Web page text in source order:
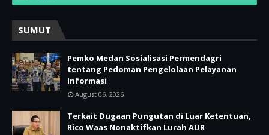
SUMUT
Pemko Medan Sosialisasi Permendagri
tentang Pedoman Pengelolaan Pelayanan
Informasi
August 06, 2026
Terkait Dugaan Pungutan di Luar Ketentuan,
Rico Waas Nonaktifkan Lurah AUR